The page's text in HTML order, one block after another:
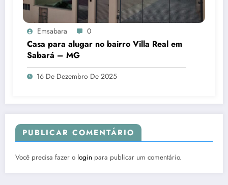
Emsabara 0
Casa para alugar no bairro Villa Real em
Sabará – MG
16 De Dezembro De 2025
PUBLICAR COMENTÁRIO
Você precisa fazer o login para publicar um comentário.